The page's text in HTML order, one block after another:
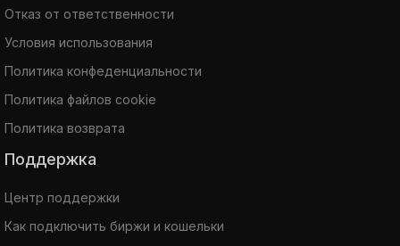
Отказ от ответственности
Условия использования
Политика конфеденциальности
Политика файлов cookie
Политика возврата
Поддержка
Центр поддержки
Как подключить биржи и кошельки